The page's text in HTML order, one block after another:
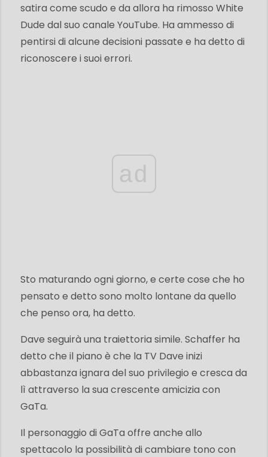
satira come scudo e da allora ha rimosso White
Dude dal suo canale YouTube. Ha ammesso di
pentirsi di alcune decisioni passate e ha detto di
riconoscere i suoi errori.
ad
Sto maturando ogni giorno, e certe cose che ho
pensato e detto sono molto lontane da quello
che penso ora, ha detto.
Dave seguirà una traiettoria simile. Schaffer ha
detto che il piano è che la TV Dave inizi
abbastanza ignara del suo privilegio e cresca da
lì attraverso la sua crescente amicizia con
GaTa.
Il personaggio di GaTa offre anche allo
spettacolo la possibilità di cambiare tono con